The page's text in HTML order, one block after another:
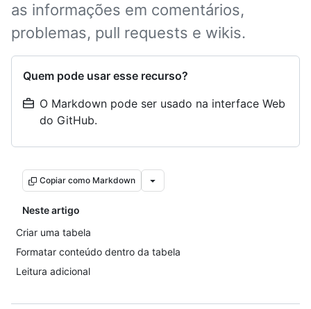
as informações em comentários,
problemas, pull requests e wikis.
Quem pode usar esse recurso?
O Markdown pode ser usado na interface Web
do GitHub.
Copiar como Markdown
Neste artigo
Criar uma tabela
Formatar conteúdo dentro da tabela
Leitura adicional